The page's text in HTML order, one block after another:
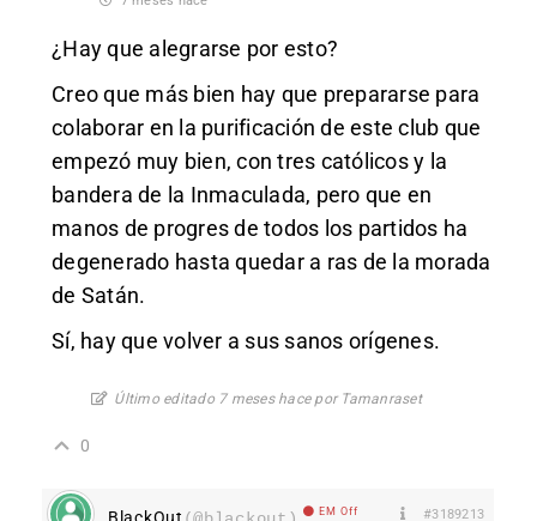
¿Hay que alegrarse por esto?
Creo que más bien hay que prepararse para
colaborar en la purificación de este club que
empezó muy bien, con tres católicos y la
bandera de la Inmaculada, pero que en
manos de progres de todos los partidos ha
degenerado hasta quedar a ras de la morada
de Satán.
Sí, hay que volver a sus sanos orígenes.
Último editado 7 meses hace por Tamanraset
0
BlackOut EM Off #3189213